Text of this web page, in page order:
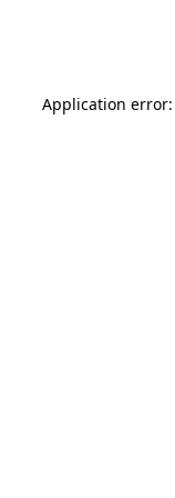
Application